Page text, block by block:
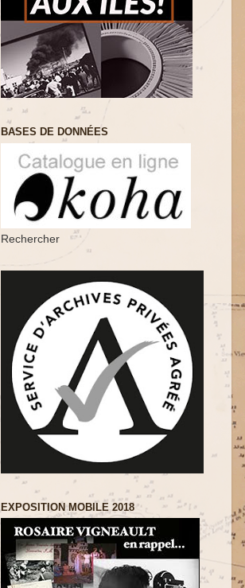
BASES DE DONNÉES
Rechercher
EXPOSITION MOBILE 2018